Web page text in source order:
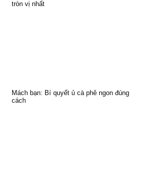
tròn vị nhất
Mách bạn: Bí quyết ủ cà phê ngon đúng
cách